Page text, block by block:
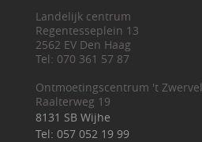
Landelijk centrum
Regentesseplein 13
2562 EV Den Haag
Tel: 070 361 57 87
Ontmoetingscentrum 't Zwervel
Raalterweg 19
8131 SB Wijhe
Tel: 057 052 19 99